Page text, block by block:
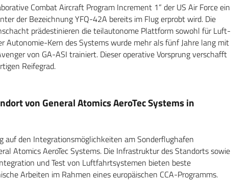
Combat Aircraft Program Increment 1“ der US Air Force ein
der Bezeichnung YFQ-42A bereits im Flug erprobt wird. Die
prädestinieren die teilautonome Plattform sowohl für Luft-
Autonomie-Kern des Systems wurde mehr als fünf Jahre lang mit
von GA-ASI trainiert. Dieser operative Vorsprung verschafft
Reifegrad.
von General Atomics AeroTec Systems in
auf den Integrationsmöglichkeiten am Sonderflughafen
Atomics AeroTec Systems. Die Infrastruktur des Standorts sowie
und Test von Luftfahrtsystemen bieten beste
Arbeiten im Rahmen eines europäischen CCA-Programms.